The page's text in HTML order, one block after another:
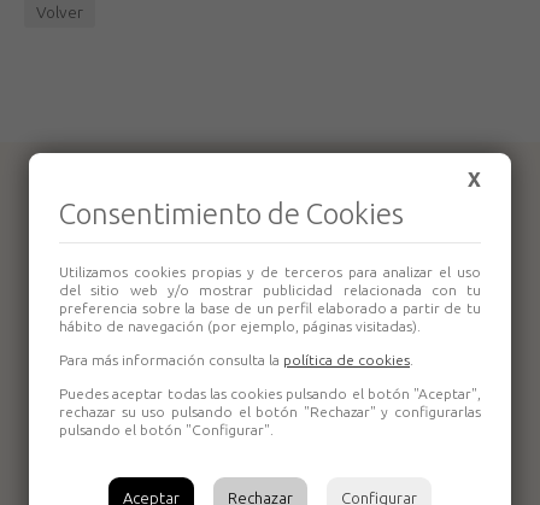
Volver
Ingletadora
Makita LS0714F
Ingletadora
X
Consentimiento de Cookies
Utilizamos cookies propias y de terceros para analizar el uso
del sitio web y/o mostrar publicidad relacionada con tu
preferencia sobre la base de un perfil elaborado a partir de tu
hábito de navegación (por ejemplo, páginas visitadas).
Para más información consulta la política de cookies
Puedes aceptar todas las cookies pulsando el botón "Aceptar",
rechazar su uso pulsando el botón "Rechazar" y configurarlas
pulsando el botón "Configurar".
Aceptar Rechazar Configurar